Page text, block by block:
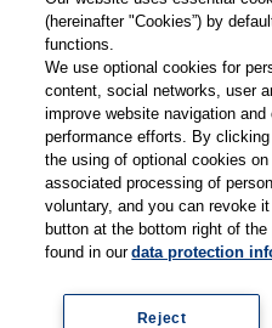
Karriere
Kontakt
Web-Semniare
Anwenderberichte
Partner
(hereinafter "Cookies”) by
functions.
We use optional cookies for
content, social networks, user
improve website navigation and
performance efforts. By
the using of optional cookies
associated processing of
voluntary, and you can revoke
button at the bottom right of
found in ourdata protection
Reject